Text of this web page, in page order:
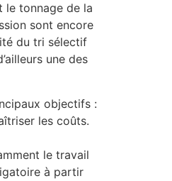
le tonnage de la
sont encore
du tri sélectif
une des
objectifs :
les coûts.
le travail
à partir